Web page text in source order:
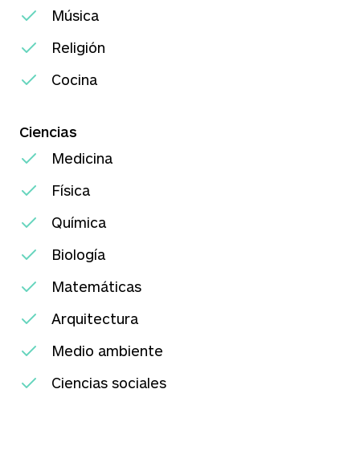
Música
Religión
Cocina
Ciencias
Medicina
Física
Química
Biología
Matemáticas
Arquitectura
Medio ambiente
Ciencias sociales